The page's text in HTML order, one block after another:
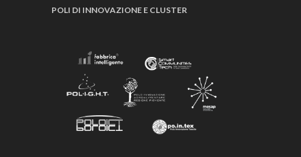
POLI DI INNOVAZIONE E CLUSTER